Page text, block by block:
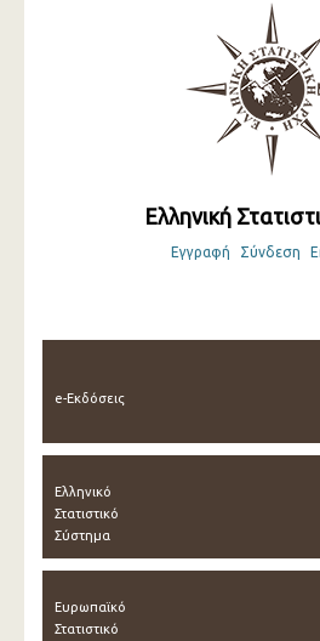
Ελληνική
Εγγραφή Σύνδεση
e-Εκδόσεις
Ελληνικό
Στατιστικό
Σύστημα
Ευρωπαϊκό
Στατιστικό